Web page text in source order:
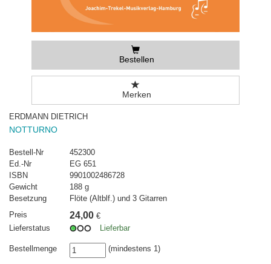
Bestellen
Merken
ERDMANN DIETRICH
NOTTURNO
Bestell-Nr
452300
Ed.-Nr
EG 651
ISBN
9901002486728
Gewicht
188 g
Besetzung
Flöte (Altblf.) und 3 Gitarren
Preis
24,00 €
Lieferstatus
Lieferbar
Bestellmenge (mindestens 1)